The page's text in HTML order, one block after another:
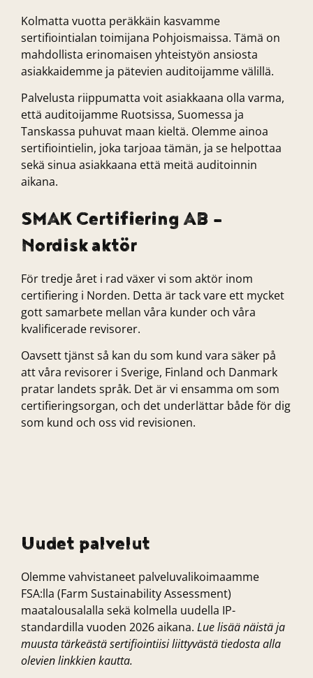
Kolmatta vuotta peräkkäin kasvamme
sertifiointialan toimijana Pohjoismaissa. Tämä on
mahdollista erinomaisen yhteistyön ansiosta
asiakkaidemme ja pätevien auditoijamme välillä.
Palvelusta riippumatta voit asiakkaana olla varma,
että auditoijamme Ruotsissa, Suomessa ja
Tanskassa puhuvat maan kieltä. Olemme ainoa
sertifiointielin, joka tarjoaa tämän, ja se helpottaa
sekä sinua asiakkaana että meitä auditoinnin
aikana.
SMAK Certifiering AB –
Nordisk aktör
För tredje året i rad växer vi som aktör inom
certifiering i Norden. Detta är tack vare ett mycket
gott samarbete mellan våra kunder och våra
kvalificerade revisorer.
Oavsett tjänst så kan du som kund vara säker på
att våra revisorer i Sverige, Finland och Danmark
pratar landets språk. Det är vi ensamma om som
certifieringsorgan, och det underlättar både för dig
som kund och oss vid revisionen.
Uudet palvelut
Olemme vahvistaneet palveluvalikoimaamme
FSA:lla (Farm Sustainability Assessment)
maatalousalalla sekä kolmella uudella IP-
standardilla vuoden 2026 aikana. Lue lisää näistä ja
muusta tärkeästä sertifiointiisi liittyvästä tiedosta alla
olevien linkkien kautta.